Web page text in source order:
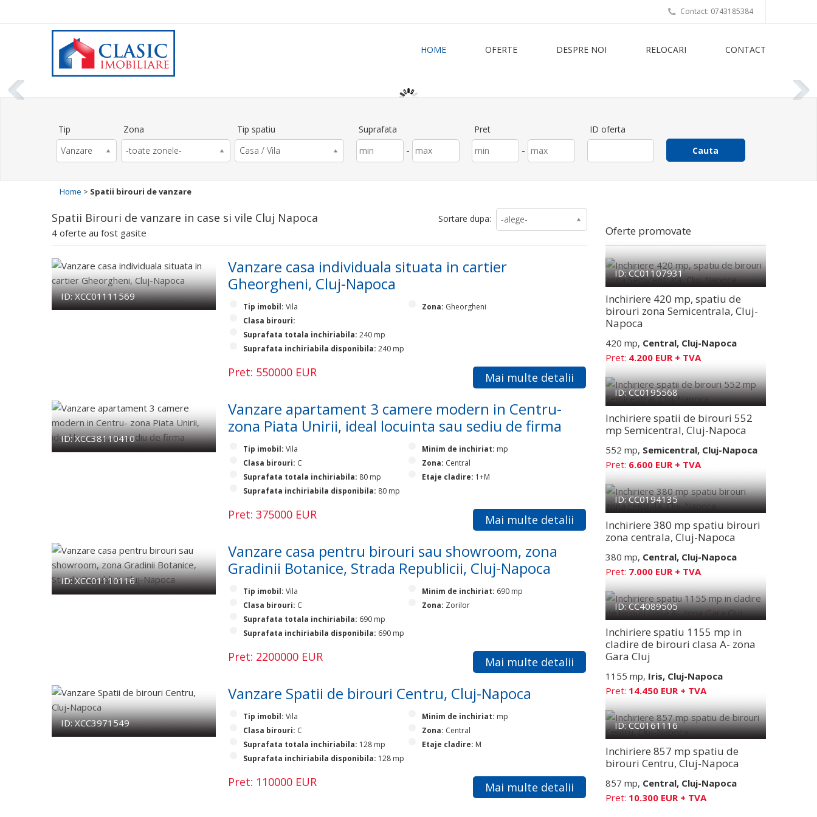
Contact: 0743185384
HOME OFERTE DESPRE NOI RELOCARI CONTACT
Tip
Vanzare
Zona
-toate zonele-
Tip spatiu
Casa / Vila
Suprafata
-
Pret
-
ID oferta
Home > Spatii birouri de vanzare
Sortare dupa: -alege-
Spatii Birouri de vanzare in case si vile Cluj Napoca
4 oferte au fost gasite
ID: XCC01111569
Vanzare casa individuala situata in cartier
Gheorgheni, Cluj-Napoca
Tip imobil: Vila
Clasa birouri:
Suprafata totala inchiriabila: 240 mp
Suprafata inchiriabila disponibila: 240 mp
Zona: Gheorgheni
Mai multe detalii
Pret: 550000 EUR
ID: XCC38110410
Vanzare apartament 3 camere modern in Centru-
zona Piata Unirii, ideal locuinta sau sediu de firma
Tip imobil: Vila
Clasa birouri: C
Suprafata totala inchiriabila: 80 mp
Suprafata inchiriabila disponibila: 80 mp
Minim de inchiriat: mp
Zona: Central
Etaje cladire: 1+M
Mai multe detalii
Pret: 375000 EUR
ID: XCC01110116
Vanzare casa pentru birouri sau showroom, zona
Gradinii Botanice, Strada Republicii, Cluj-Napoca
Tip imobil: Vila
Clasa birouri: C
Suprafata totala inchiriabila: 690 mp
Suprafata inchiriabila disponibila: 690 mp
Minim de inchiriat: 690 mp
Zona: Zorilor
Mai multe detalii
Pret: 2200000 EUR
ID: XCC3971549
Vanzare Spatii de birouri Centru, Cluj-Napoca
Tip imobil: Vila
Clasa birouri: C
Suprafata totala inchiriabila: 128 mp
Suprafata inchiriabila disponibila: 128 mp
Minim de inchiriat: mp
Zona: Central
Etaje cladire: M
Mai multe detalii
Pret: 110000 EUR
Oferte promovate
ID: CC01107931
Inchiriere 420 mp, spatiu de
birouri zona Semicentrala, Cluj-
Napoca
420 mp, Central, Cluj-Napoca
Pret: 4.200 EUR + TVA
ID: CC0195568
Inchiriere spatii de birouri 552
mp Semicentral, Cluj-Napoca
552 mp, Semicentral, Cluj-Napoca
Pret: 6.600 EUR + TVA
ID: CC0194135
Inchiriere 380 mp spatiu birouri
zona centrala, Cluj-Napoca
380 mp, Central, Cluj-Napoca
Pret: 7.000 EUR + TVA
ID: CC4089505
Inchiriere spatiu 1155 mp in
cladire de birouri clasa A- zona
Gara Cluj
1155 mp, Iris, Cluj-Napoca
Pret: 14.450 EUR + TVA
ID: CC0161116
Inchiriere 857 mp spatiu de
birouri Centru, Cluj-Napoca
857 mp, Central, Cluj-Napoca
Pret: 10.300 EUR + TVA